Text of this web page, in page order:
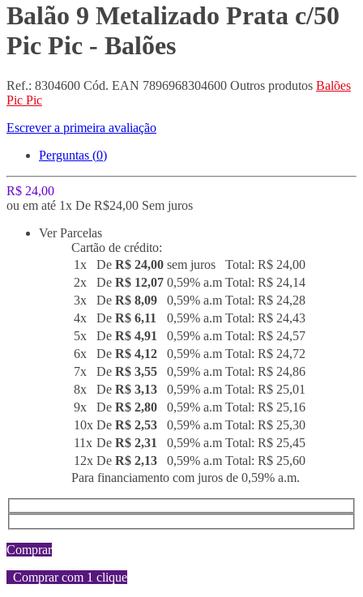
Balão 9 Metalizado Prata c/50
Pic Pic - Balões
Ref.: 8304600 Cód. EAN 7896968304600 Outros produtos Balões
Pic Pic
Escrever a primeira avaliação
Perguntas (0)
R$ 24,00
ou em até 1x De R$24,00 Sem juros
Ver Parcelas
Cartão de crédito:
1x
De R$ 24,00 sem juros
Total: R$ 24,00
2x
De R$ 12,07 0,59% a.m Total: R$ 24,14
3x
De R$ 8,09 0,59% a.m Total: R$ 24,28
4x
De R$ 6,11 0,59% a.m Total: R$ 24,43
5x
De R$ 4,91 0,59% a.m Total: R$ 24,57
6x
De R$ 4,12 0,59% a.m Total: R$ 24,72
7x
De R$ 3,55 0,59% a.m Total: R$ 24,86
8x
De R$ 3,13 0,59% a.m Total: R$ 25,01
9x
De R$ 2,80 0,59% a.m Total: R$ 25,16
10x De R$ 2,53 0,59% a.m Total: R$ 25,30
11x De R$ 2,31 0,59% a.m Total: R$ 25,45
12x De R$ 2,13 0,59% a.m Total: R$ 25,60
Para financiamento com juros de 0,59% a.m.
Comprar
Comprar com 1 clique